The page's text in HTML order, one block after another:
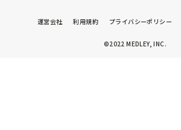
運営会社 利用規約 プライバシーポリシー
©2022 MEDLEY, INC.